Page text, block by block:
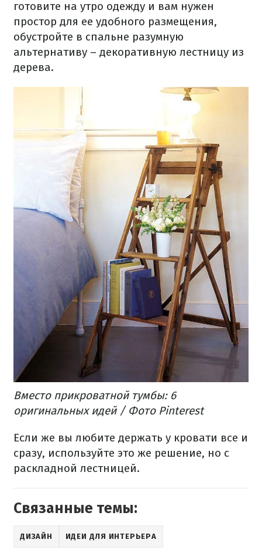
готовите на утро одежду и вам нужен
простор для ее удобного размещения,
обустройте в спальне разумную
альтернативу – декоративную лестницу из
дерева.
Вместо прикроватной тумбы: 6
оригинальных идей / Фото Pinterest
Если же вы любите держать у кровати все и
сразу, используйте это же решение, но с
раскладной лестницей.
Связанные темы:
ДИЗАЙН ИДЕИ ДЛЯ ИНТЕРЬЕРА